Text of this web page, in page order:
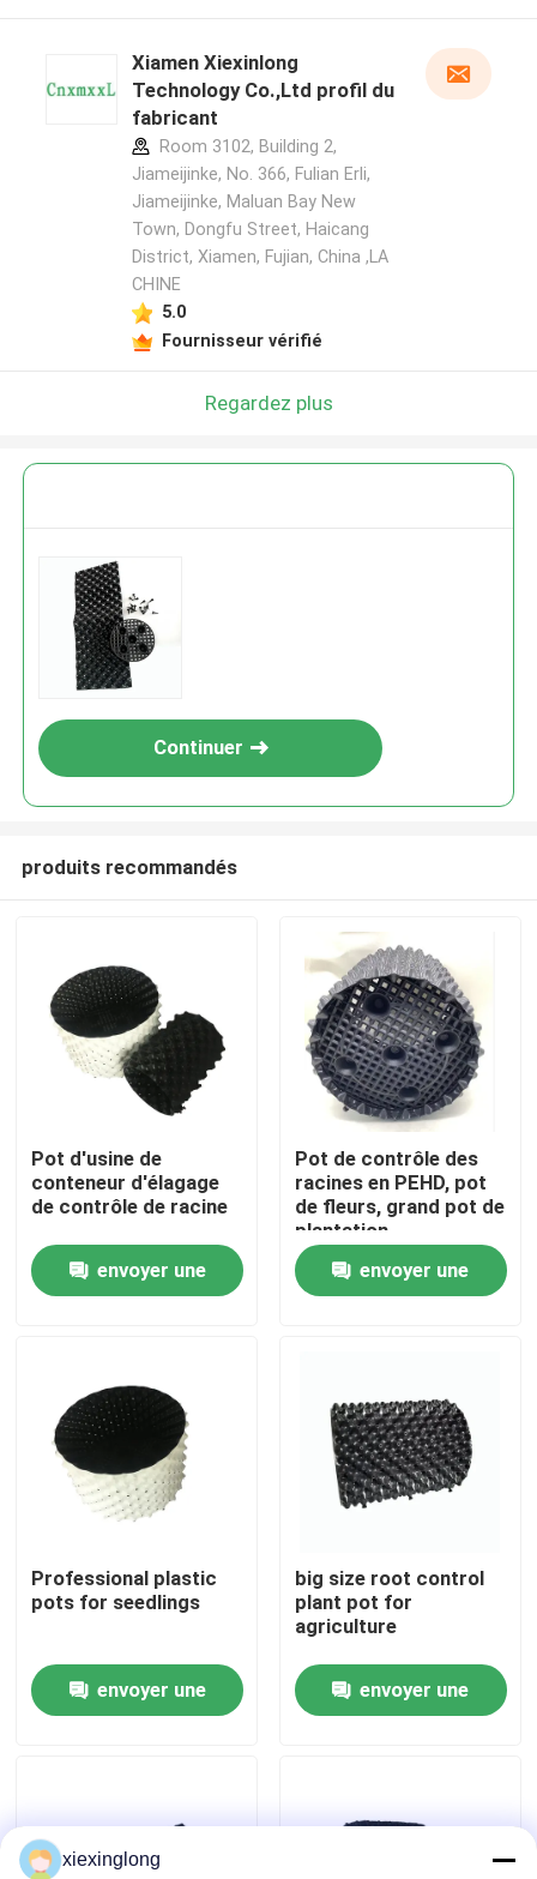
À la maison
Produits
À propos de nous
Visite de l'usine
Nouvelles
Pneumaticité de l'électricité
Xiamen Xiexinlong
Technology Co.,Ltd profil du
fabricant
Room 3102, Building 2,
Jiameijinke, No. 366, Fulian Erli,
Jiameijinke, Maluan Bay New
Town, Dongfu Street, Haicang
District, Xiamen, Fujian, China ,LA
CHINE
5.0
Fournisseur vérifié
Regardez plus
Continuer
produits recommandés
Pot d'usine de
conteneur d'élagage
de contrôle de racine
envoyer une
Pot de contrôle des
racines en PEHD, pot
de fleurs, grand pot de
plantation
envoyer une
Professional plastic
pots for seedlings
envoyer une
big size root control
plant pot for
agriculture
envoyer une
xiexinglong